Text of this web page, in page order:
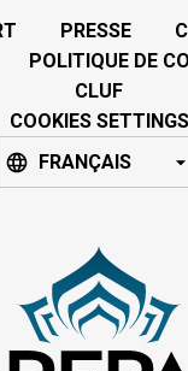
PRESSE
POLITIQUE DE
CLUF
COOKIES SETTINGS
FRANÇAIS